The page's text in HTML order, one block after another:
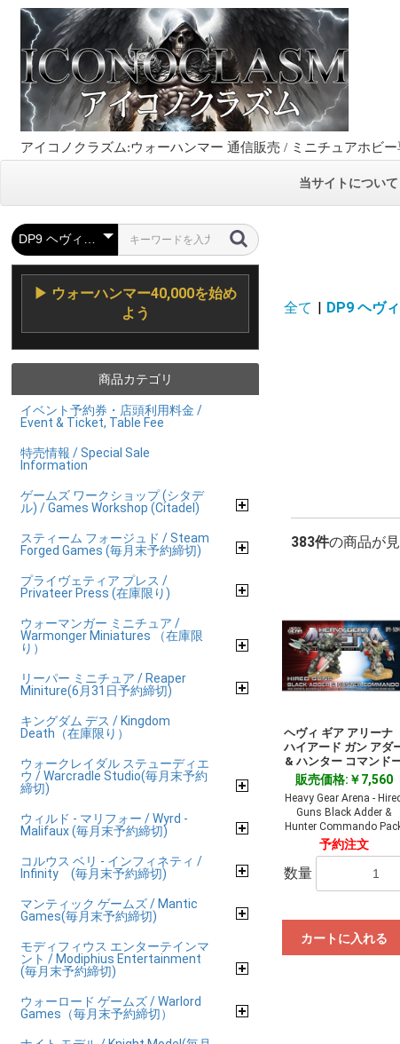
アイコノクラズム:ウォーハンマー 通信販売 / ミニチュアホビ
当サイトについて
▶ ウォーハンマー40,000を始め
よう
商品カテゴリ
イベント予約券・店頭利用料金 /
Event & Ticket, Table Fee
特売情報 / Special Sale
Information
ゲームズ ワークショップ (シタデ
ル) / Games Workshop (Citadel)
スティーム フォージュド / Steam
Forged Games (毎月末予約締切)
プライヴェティア プレス /
Privateer Press (在庫限り)
ウォーマンガー ミニチュア /
Warmonger Miniatures （在庫限
り）
リーパー ミニチュア / Reaper
Miniture(6月31日予約締切)
キングダム デス / Kingdom
Death（在庫限り）
ウォークレイダル ステューディエ
ウ / Warcradle Studio(毎月末予約
締切)
ウィルド - マリフォー / Wyrd -
Malifaux (毎月末予約締切)
コルウス ベリ - インフィネティ /
Infinity (毎月末予約締切)
マンティック ゲームズ / Mantic
Games(毎月末予約締切)
モディフィウス エンターテインマ
ント / Modiphius Entertainment
(毎月末予約締切)
ウォーロード ゲームズ / Warlord
Games（毎月末予約締切）
全て | DP9 ヘヴ
383件の商品が
ヘヴィ ギア アリーナ
ハイアード ガン アダ
& ハンター コマンド
販売価格:￥7,560
Heavy Gear Arena - Hired
Guns Black Adder &
Hunter Commando
予約注文
数量
カートに入れる